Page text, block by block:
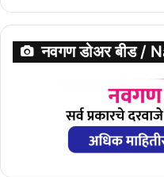
नवगण डोअर बीड /